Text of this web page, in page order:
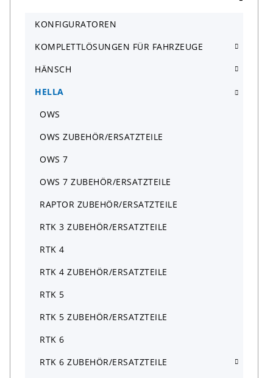
KONFIGURATOREN
KOMPLETTLÖSUNGEN FÜR FAHRZEUGE
HÄNSCH
HELLA
OWS
OWS ZUBEHÖR/ERSATZTEILE
OWS 7
OWS 7 ZUBEHÖR/ERSATZTEILE
RAPTOR ZUBEHÖR/ERSATZTEILE
RTK 3 ZUBEHÖR/ERSATZTEILE
RTK 4
RTK 4 ZUBEHÖR/ERSATZTEILE
RTK 5
RTK 5 ZUBEHÖR/ERSATZTEILE
RTK 6
RTK 6 ZUBEHÖR/ERSATZTEILE